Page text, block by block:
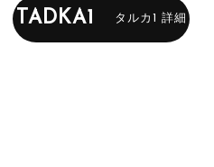
TADKA1 タルカ1 詳細